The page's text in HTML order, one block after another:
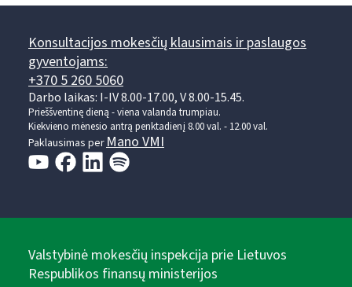
Konsultacijos mokesčių klausimais ir paslaugos
gyventojams:
+370 5 260 5060
Darbo laikas: I-IV 8.00-17.00, V 8.00-15.45.
Prieššventinę dieną - viena valanda trumpiau.
Kiekvieno mėnesio antrą penktadienį 8.00 val. - 12.00 val.
Paklausimas perMano VMI
Valstybinė mokesčių inspekcija prie Lietuvos
Respublikos finansų ministerijos